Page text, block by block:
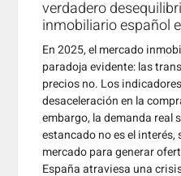
verdadero
inmobiliario español
En 2025, el mercado
paradoja evidente: las
precios no. Los
desaceleración en la
embargo, la demanda real
estancado no es el
mercado para generar
España atraviesa una